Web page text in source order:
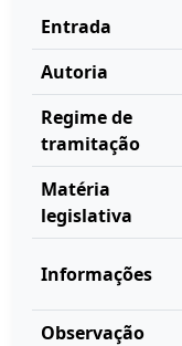
Entrada
Autoria
Regime de
tramitação
Matéria
legislativa
Informações
Observação